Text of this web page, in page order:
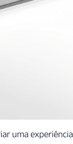
uma